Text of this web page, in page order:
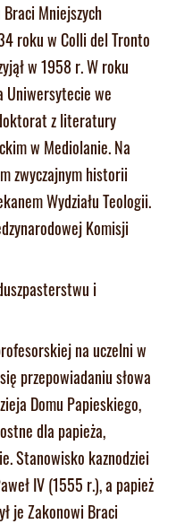
Mniejszych
roku w Colli del Tronto
w 1958 r. W roku
Uniwersytecie we
z literatury
w Mediolanie. Na
zwyczajnym historii
Wydziału Teologii.
Komisji
i
na uczelni w
przepowiadaniu słowa
Domu Papieskiego,
dla papieża,
Stanowisko kaznodziei
IV (1555 r.), a papież
je Zakonowi Braci